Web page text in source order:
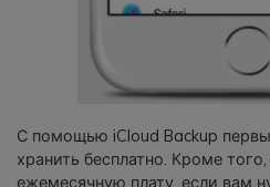
С помощью iCloud Backup
хранить бесплатно. Кроме
ежемесячную плату, если вам